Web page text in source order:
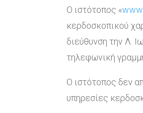
O ιστότοπος «
κερδοσκοπικού
διεύθυνση την Λ.
τηλεφωνική
Ο ιστότοπος δεν
υπηρεσίες